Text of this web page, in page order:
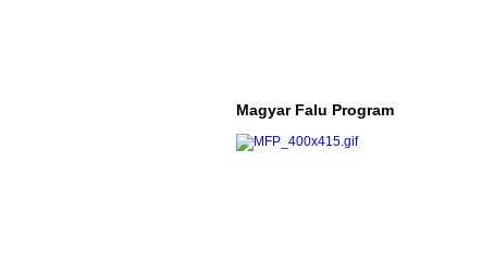
Magyar Falu Program